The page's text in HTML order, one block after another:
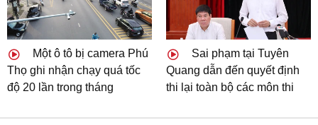
Một ô tô bị camera Phú
Thọ ghi nhận chạy quá tốc
độ 20 lần trong tháng
Sai phạm tại Tuyên
Quang dẫn đến quyết định
thi lại toàn bộ các môn thi